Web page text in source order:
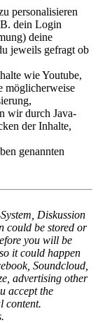
personalisieren
dein Login
deine
jeweils gefragt ob
wie Youtube,
möglicherweise
wir durch Java-
der Inhalte,
genannten
Diskussion
could be stored or
you will be
it could happen
Soundcloud,
advertising other
accept the
content.